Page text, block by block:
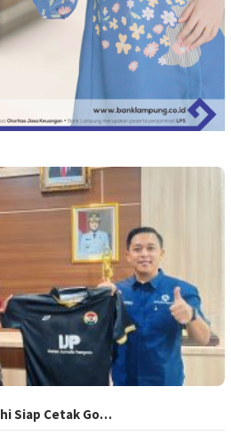
Siap Cetak Go…